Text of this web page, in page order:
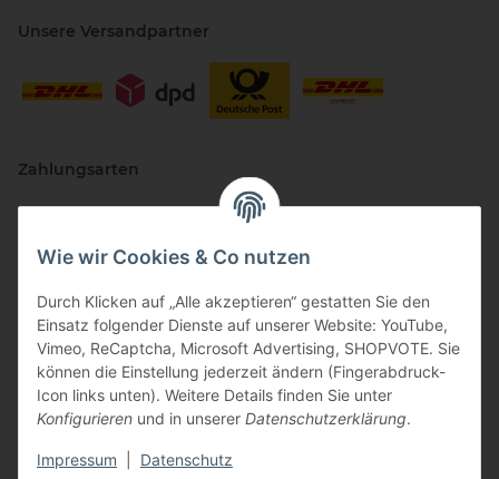
Wie wir Cookies & Co nutzen
Durch Klicken auf „Alle akzeptieren“ gestatten Sie den
Einsatz folgender Dienste auf unserer Website: YouTube,
Vimeo, ReCaptcha, Microsoft Advertising, SHOPVOTE. Sie
können die Einstellung jederzeit ändern (Fingerabdruck-
Icon links unten). Weitere Details finden Sie unter
Konfigurieren und in unserer Datenschutzerklärung.
Impressum Datenschutz
Unsere Versandpartner
Zahlungsarten
Vertriebspartner